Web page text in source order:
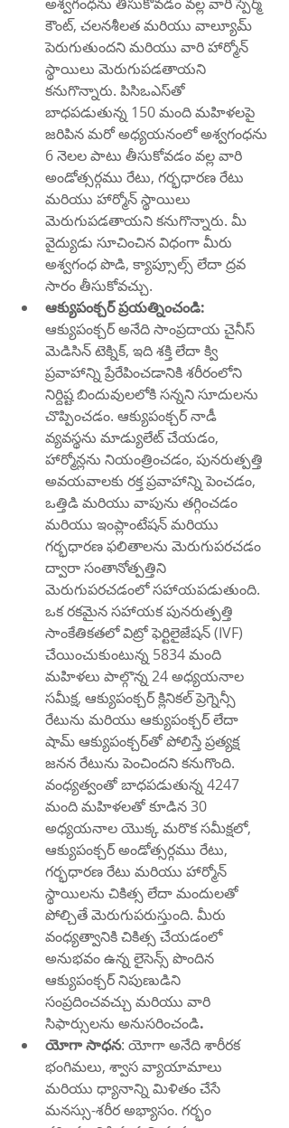
కౌంట్, చలనశీలత మరియు వాల్యూమ్
పెరుగుతుందని మరియు వారి హార్మోన్
స్థాయిలు మెరుగుపడతాయని
కనుగొన్నారు. పిసిఒఎస్‌తో
బాధపడుతున్న 150 మంది మహిళలపై
జరిపిన మరో అధ్యయనంలో అశ్వగంధను
6 నెలల పాటు తీసుకోవడం వల్ల వారి
అండోత్సర్గము రేటు, గర్భధారణ రేటు
మరియు హార్మోన్ స్థాయిలు
మెరుగుపడతాయని కనుగొన్నారు. మీ
వైద్యుడు సూచించిన విధంగా మీరు
అశ్వగంధ పొడి, క్యాప్సూల్స్ లేదా ద్రవ
సారం తీసుకోవచ్చు.
ఆక్యుపంక్చర్ ప్రయత్నించండి:
ఆక్యుపంక్చర్ అనేది సాంప్రదాయ చైనీస్
మెడిసిన్ టెక్నిక్, ఇది శక్తి లేదా క్వి
ప్రవాహాన్ని ప్రేరేపించడానికి శరీరంలోని
నిర్దిష్ట బిందువులలోకి సన్నని సూదులను
చొప్పించడం. ఆక్యుపంక్చర్ నాడీ
వ్యవస్థను మాడ్యులేట్ చేయడం,
హార్మోన్లను నియంత్రించడం, పునరుత్పత్తి
అవయవాలకు రక్త ప్రవాహాన్ని పెంచడం,
ఒత్తిడి మరియు వాపును తగ్గించడం
మరియు ఇంప్లాంటేషన్ మరియు
గర్భధారణ ఫలితాలను మెరుగుపరచడం
ద్వారా సంతానోత్పత్తిని
మెరుగుపరచడంలో సహాయపడుతుంది.
ఒక రకమైన సహాయక పునరుత్పత్తి
సాంకేతికతలో విట్రో ఫెర్టిలైజేషన్ (IVF)
చేయించుకుంటున్న 5834 మంది
మహిళలు పాల్గొన్న 24 అధ్యయనాల
సమీక్ష, ఆక్యుపంక్చర్ క్లినికల్ ప్రెగ్నెన్సీ
రేటును మరియు ఆక్యుపంక్చర్ లేదా
షామ్ ఆక్యుపంక్చర్‌తో పోలిస్తే ప్రత్యక్ష
జనన రేటును పెంచిందని కనుగొంది.
వంధ్యత్వంతో బాధపడుతున్న 4247
మంది మహిళలతో కూడిన 30
అధ్యయనాల యొక్క మరొక సమీక్షలో,
ఆక్యుపంక్చర్ అండోత్సర్గము రేటు,
గర్భధారణ రేటు మరియు హార్మోన్
స్థాయిలను చికిత్స లేదా మందులతో
పోల్చితే మెరుగుపరుస్తుంది. మీరు
వంధ్యత్వానికి చికిత్స చేయడంలో
అనుభవం ఉన్న లైసెన్స్ పొందిన
ఆక్యుపంక్చర్ నిపుణుడిని
సంప్రదించవచ్చు మరియు వారి
సిఫార్సులను అనుసరించండి.
యోగా సాధన: యోగా అనేది శారీరక
భంగిమలు, శ్వాస వ్యాయామాలు
మరియు ధ్యానాన్ని మిళితం చేసే
మనస్సు-శరీర అభ్యాసం. గర్భం